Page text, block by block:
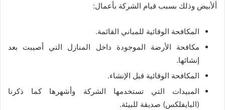
ألأبيض وذلك بسبب قيام الشركة بأعمال:
المكافحة الوقائية للمباني القائمة.
مكافحة الأرضة الموجودة داخل المنازل التي أصيبت بعد
إنشائها.
المكافحة الوقائية قبل الإنشاء.
المبيدات التي تستخدمها الشركة وأشهرها كما ذكرنا
(البايفلكس) صديقة للبيئة.